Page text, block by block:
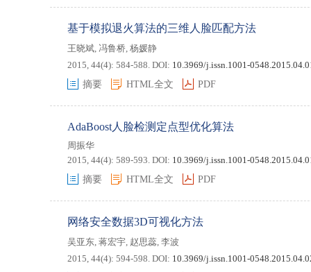
基于模拟退火算法的三维人脸匹配方法
王晓斌, 冯鲁桥, 杨媛静
2015, 44(4): 584-588. DOI: 10.3969/j.issn.1001-
摘要
HTML全文 PDF
AdaBoost人脸检测定点型优化算法
周振华
2015, 44(4): 589-593. DOI: 10.3969/j.issn.1001-
摘要
HTML全文 PDF
网络安全数据3D可视化方法
吴亚东, 蒋宏宇, 赵思蕊, 李波
2015, 44(4): 594-598. DOI: 10.3969/j.issn.1001-